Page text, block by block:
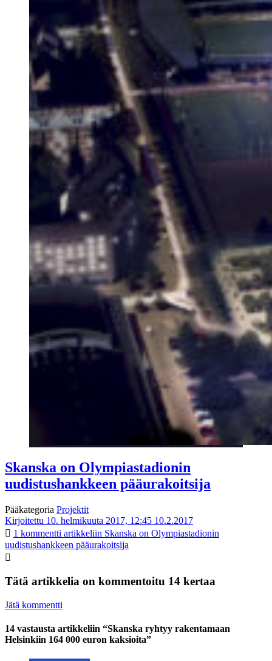
Skanska on Olympiastadionin
uudistushankkeen pääurakoitsija
Pääkategoria Projektit
Kirjoitettu 10. helmikuuta 2017, 12:45 10.2.2017
1 kommentti artikkeliin Skanska on Olympiastadionin
uudistushankkeen pääurakoitsija
Tätä artikkelia on kommentoitu 14 kertaa
Jätä kommentti
14 vastausta artikkeliin “Skanska ryhtyy rakentamaan
Helsinkiin 164 000 euron kaksioita”